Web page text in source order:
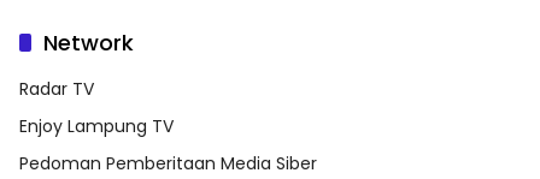
Network
Radar TV
Enjoy Lampung TV
Pedoman Pemberitaan Media Siber